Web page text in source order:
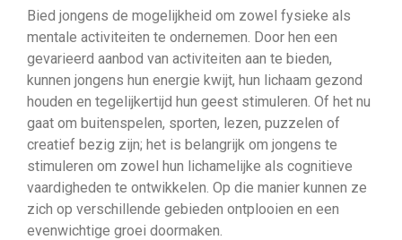
Bied jongens de mogelijkheid om zowel fysieke als
mentale activiteiten te ondernemen. Door hen een
gevarieerd aanbod van activiteiten aan te bieden,
kunnen jongens hun energie kwijt, hun lichaam gezond
houden en tegelijkertijd hun geest stimuleren. Of het nu
gaat om buitenspelen, sporten, lezen, puzzelen of
creatief bezig zijn; het is belangrijk om jongens te
stimuleren om zowel hun lichamelijke als cognitieve
vaardigheden te ontwikkelen. Op die manier kunnen ze
zich op verschillende gebieden ontplooien en een
evenwichtige groei doormaken.